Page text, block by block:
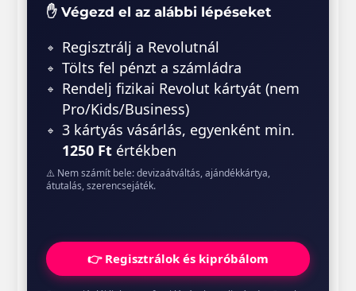
✋ Végezd el az alábbi lépéseket
Regisztrálj a Revolutnál
Tölts fel pénzt a számládra
Rendelj fizikai Revolut kártyát (nem
Pro/Kids/Business)
3 kártyás vásárlás, egyenként min.
1250 Ft értékben
⚠️ Nem számít bele: devizaátváltás, ajándékkártya,
átutalás, szerencsejáték.
👉 Regisztrálok és kipróbálom